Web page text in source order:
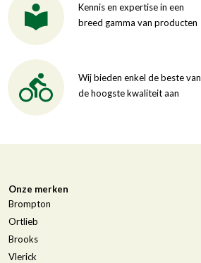
Kennis en expertise in een
breed gamma van producten
Wij bieden enkel de beste van
de hoogste kwaliteit aan
Onze merken
Brompton
Ortlieb
Brooks
Vlerick